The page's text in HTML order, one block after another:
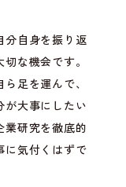
分自身を振り返
な機会です。
足を運んで、
が大事にしたい
業研究を徹底的
に気付くはずで